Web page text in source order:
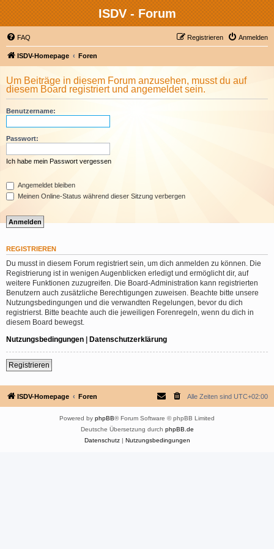
ISDV - Forum
FAQ Anmelden
Registrieren
ISDV-Homepage Foren
Um Beiträge in diesem Forum anzusehen, musst du auf
diesem Board registriert und angemeldet sein.
Benutzername:
Passwort:
Ich habe mein Passwort vergessen
Angemeldet bleiben
Meinen Online-Status während dieser Sitzung verbergen
REGISTRIEREN
Du musst in diesem Forum registriert sein, um dich anmelden zu können. Die
Registrierung ist in wenigen Augenblicken erledigt und ermöglicht dir, auf
weitere Funktionen zuzugreifen. Die Board-Administration kann registrierten
Benutzern auch zusätzliche Berechtigungen zuweisen. Beachte bitte unsere
Nutzungsbedingungen und die verwandten Regelungen, bevor du dich
registrierst. Bitte beachte auch die jeweiligen Forenregeln, wenn du dich in
diesem Board bewegst.
Nutzungsbedingungen | Datenschutzerklärung
Registrieren
ISDV-Homepage Foren Alle Zeiten sind UTC+02:00
Powered by phpBB® Forum Software © phpBB Limited
Deutsche Übersetzung durch phpBB.de
Datenschutz| Nutzungsbedingungen